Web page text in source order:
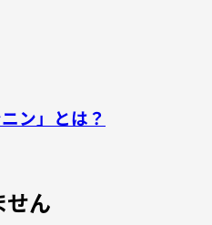
ン」とは？
せん